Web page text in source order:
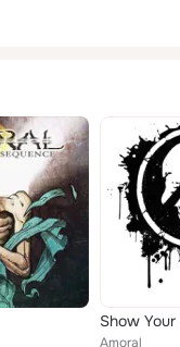
Show Your
Amoral